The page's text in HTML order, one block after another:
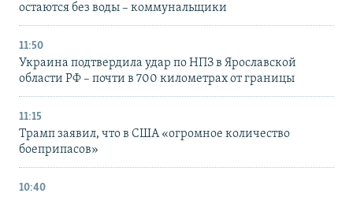
остаются без воды – коммунальщики
11:50
Украина подтвердила удар по НПЗ в Ярославской
области РФ – почти в 700 километрах от границы
11:15
Трамп заявил, что в США «огромное количество
боеприпасов»
10:40